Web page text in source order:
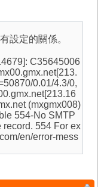
設定的關係。
C35645006
0.01/4.3/0,
(mxgmx008)
554-No SMTP
554 For ex
en/error-mess